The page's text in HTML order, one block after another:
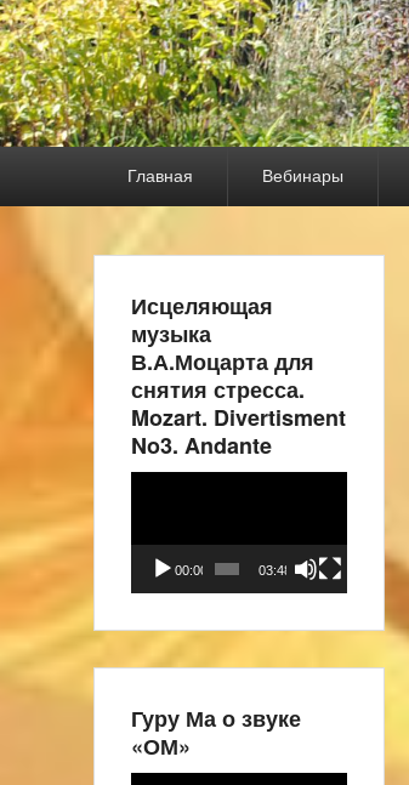
Главная Вебинары
Исцеляющая
музыка
В.А.Моцарта для
снятия стресса.
Mozart. Divertisment
No3. Andante
00:00 03:48
Гуру Ма о звуке
«ОМ»